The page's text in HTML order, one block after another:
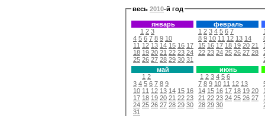
весь 2010-й год
январь
1 2 3
4 5 6 7 8 9 10
11 12 13 14 15 16 17
18 19 20 21 22 23 24
25 26 27 28 29 30 31
февраль
1 2 3 4 5 6 7
8 9 10 11 12 13 14
15 16 17 18 19 20 21
22 23 24 25 26 27 28
май
1 2
3 4 5 6 7 8 9
10 11 12 13 14 15 16
17 18 19 20 21 22 23
24 25 26 27 28 29 30
31
июнь
1 2 3 4 5 6
7 8 9 10 11 12 13
14 15 16 17 18 19 20
21 22 23 24 25 26 27
28 29 30